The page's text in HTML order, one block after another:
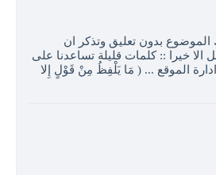
الموضوع بدون تعليق وتذكر ان
الا خيرا :: كلمات قليلة تساعدنا على
الموقع ... ( مَا يَلْفِظُ مِنْ قَوْلٍ إِلا